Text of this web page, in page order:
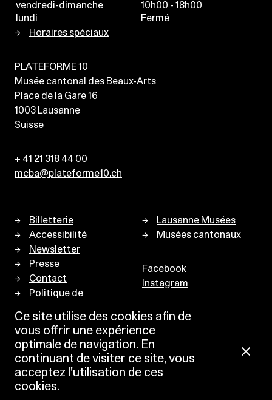
Ce site utilise des cookies afin de
vous offrir une expérience
optimale de navigation. En
continuant de visiter ce site, vous
acceptez l'utilisation de ces
cookies.
vendredi-dimanche
10h00 - 18h00
lundi
Fermé
Horaires spéciaux
PLATEFORME 10
Musée cantonal des Beaux-Arts
Place de la Gare 16
1003 Lausanne
Suisse
+ 41 21 318 44 00
mcba@plateforme10.ch
Billetterie
Accessibilité
Newsletter
Presse
Contact
Politique de
Lausanne Musées
Musées cantonaux
Facebook
Instagram